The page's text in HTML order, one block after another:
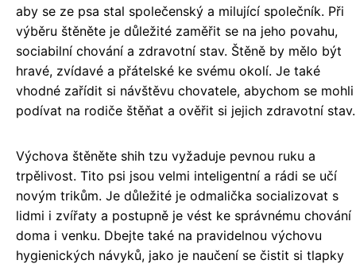
aby se ze psa stal společenský a milující společník. Při
výběru štěněte je důležité zaměřit se na jeho povahu,
sociabilní chování a zdravotní stav. Štěně by mělo být
hravé, zvídavé a přátelské ke svému okolí. Je také
vhodné zařídit si návštěvu chovatele, abychom se mohli
podívat na rodiče štěňat a ověřit si jejich zdravotní stav.
Výchova štěněte shih tzu vyžaduje pevnou ruku a
trpělivost. Tito psi jsou velmi inteligentní a rádi se učí
novým trikům. Je důležité je odmalička socializovat s
lidmi i zvířaty a postupně je vést ke správnému chování
doma i venku. Dbejte také na pravidelnou výchovu
hygienických návyků, jako je naučení se čistit si tlapky